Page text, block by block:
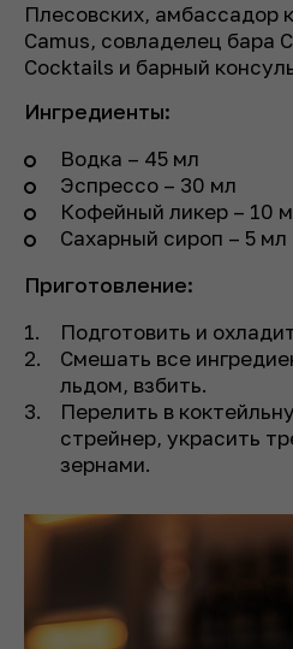
Плесовских, амбассадор
Camus, совладелец бара
Cocktails и барный
Ингредиенты:
Водка – 45 мл
Эспрессо – 30 мл
Кофейный ликер – 10
Сахарный сироп – 5 мл
Приготовление:
Подготовить и
Смешать все
льдом, взбить.
Перелить в
стрейнер, украсить
зернами.